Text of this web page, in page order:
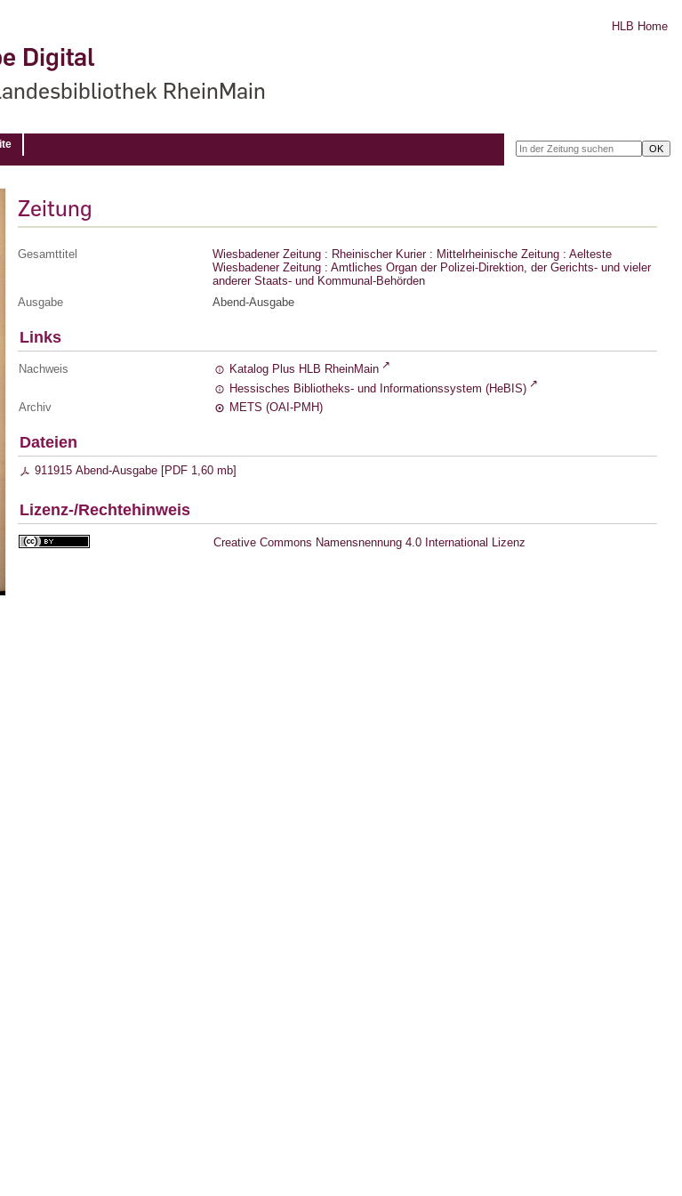
Digital
RheinMain
HLB Home
Zeitung
Gesamttitel
Wiesbadener Zeitung : Rheinischer Kurier : Mittelrheinische Zeitung : Aelteste
Wiesbadener Zeitung : Amtliches Organ der Polizei-Direktion, der Gerichts- und vieler
anderer Staats- und Kommunal-Behörden
Ausgabe
Abend-Ausgabe
Links
Nachweis
Katalog Plus HLB RheinMain
Hessisches Bibliotheks- und Informationssystem (HeBIS)
Archiv
METS (OAI-PMH)
Dateien
911915 Abend-Ausgabe [PDF 1,60 mb]
Lizenz-/Rechtehinweis
Creative Commons Namensnennung 4.0 International Lizenz